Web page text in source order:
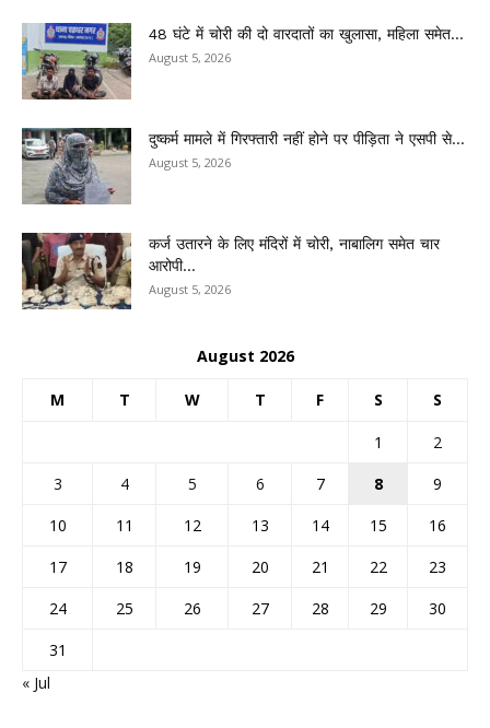
48 घंटे में चोरी की दो वारदातों का खुलासा, महिला समेत...
August 5, 2026
दुष्कर्म मामले में गिरफ्तारी नहीं होने पर पीड़िता ने एसपी से...
August 5, 2026
कर्ज उतारने के लिए मंदिरों में चोरी, नाबालिग समेत चार
आरोपी...
August 5, 2026
August 2026
M T W T F S S
1
2
3
4 5 6 7 8
9
10
11 12 13 14 15
16
17
18 19 20 21 22
23
24
25 26 27 28 29
30
31
« Jul